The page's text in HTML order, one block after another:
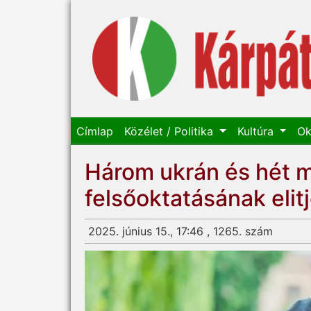
Címlap Közélet / Politika Kultúra
Három ukrán és hét
felsőoktatásának
2025. június 15., 17:46 , 1265. szám